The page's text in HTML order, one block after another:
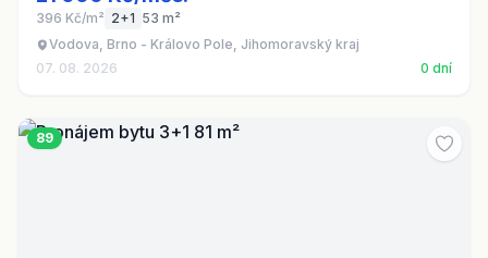
396 Kč/m² 2+1 53 m²
Vodova, Brno - Královo Pole, Jihomoravský kraj
07. 08. 2026
0 dní
89